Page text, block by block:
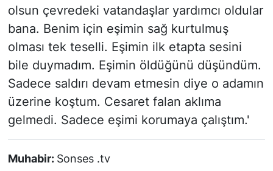
olsun çevredeki vatandaşlar yardımcı oldular
bana. Benim için eşimin sağ kurtulmuş
olması tek teselli. Eşimin ilk etapta sesini
bile duymadım. Eşimin öldüğünü düşündüm.
Sadece saldırı devam etmesin diye o adamın
üzerine koştum. Cesaret falan aklıma
gelmedi. Sadece eşimi korumaya çalıştım.'
Muhabir: Sonses .tv